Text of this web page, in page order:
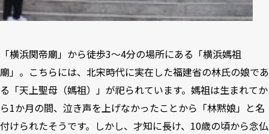
「横浜関帝廟」から徒歩3〜4分の場所にある「横浜媽祖
廟」。こちらには、北宋時代に実在した福建省の林氏の娘であ
る「天上聖母（媽祖）」が祀られています。媽祖は生まれてか
ら1か月の間、泣き声を上げなかったことから「林黙娘」と名
付けられたそうです。しかし、才知に長け、10歳の頃から念仏